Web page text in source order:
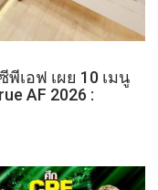
เอฟ เผย 10 เมนู
AF 2026 :